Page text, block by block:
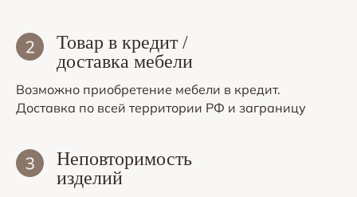
Товар в кредит /
доставка мебели
Возможно приобретение мебели в кредит.
Доставка по всей территории РФ и заграницу
Неповторимость
изделий